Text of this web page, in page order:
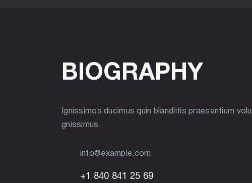
BIOGRAPHY
Ignissimos ducimus quin blandiitis praesentium
gnissimus.
info@example.com
+1 840 841 25 69